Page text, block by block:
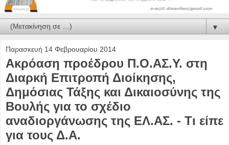
▼
Παρασκευή 14 Φεβρουαρίου 2014
Ακρόαση προέδρου Π.Ο.ΑΣ.Υ. στη
Διαρκή Επιτροπή Διοίκησης,
Δημόσιας Τάξης και Δικαιοσύνης της
Βουλής για το σχέδιο
αναδιοργάνωσης της ΕΛ.ΑΣ. - Τι είπε
για τους Δ.Α.